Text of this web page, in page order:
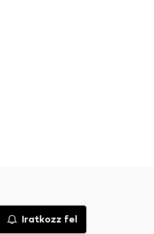
Iratkozz fel